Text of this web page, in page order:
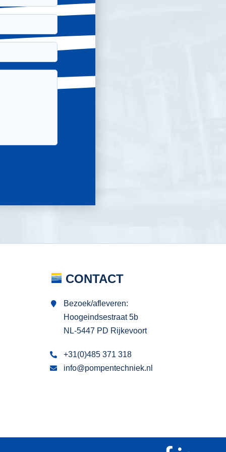
CONTACT
Bezoek/afleveren:
Hoogeindsestraat 5b
NL-5447 PD Rijkevoort
+31(0)485 371 318
info@pompentechniek.nl